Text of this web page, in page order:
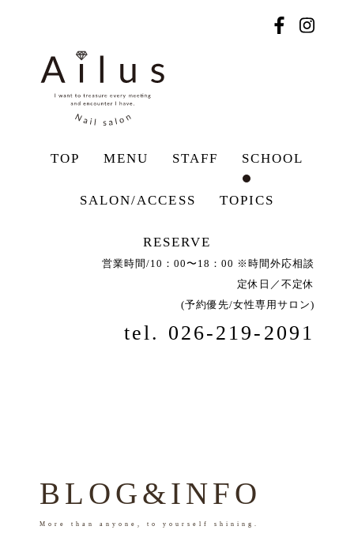
TOP MENU STAFF SCHOOL
SALON/ACCESS TOPICS
RESERVE
営業時間/10：00〜18：00 ※時間外応相談
定休日／不定休
(予約優先/女性専用サロン)
tel. 026-219-2091
BLOG&INFO
More than anyone, to yourself shining.